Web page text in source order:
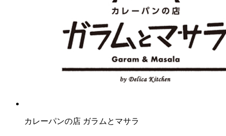
カレーパンの店 ガラムとマサラ